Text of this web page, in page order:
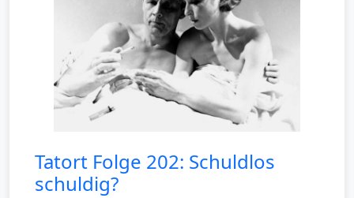
Tatort Folge 202: Schuldlos
schuldig?